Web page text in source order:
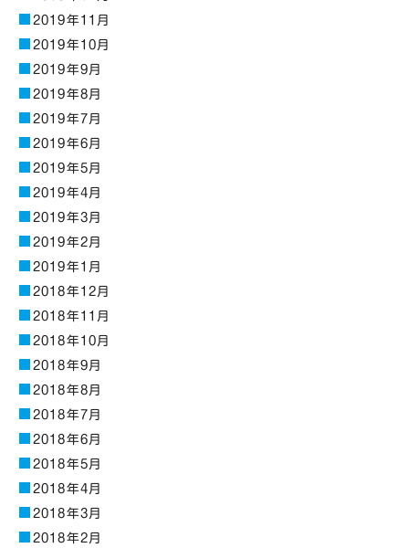
2019年11月
2019年10月
2019年9月
2019年8月
2019年7月
2019年6月
2019年5月
2019年4月
2019年3月
2019年2月
2019年1月
2018年12月
2018年11月
2018年10月
2018年9月
2018年8月
2018年7月
2018年6月
2018年5月
2018年4月
2018年3月
2018年2月